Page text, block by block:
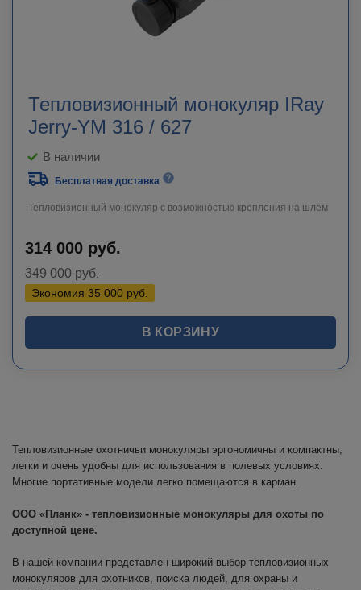
Тепловизионный монокуляр IRay
Jerry-YM 316 / 627
В наличии
Бесплатная доставка
Тепловизионный монокуляр с возможностью крепления на шлем
314 000 руб.
349 000руб.
Экономия 35 000 руб.
В КОРЗИНУ
Тепловизионные охотничьи монокуляры эргономичны и компактны,
легки и очень удобны для использования в полевых условиях.
Многие портативные модели легко помещаются в карман.
ООО «Планк» - тепловизионные монокуляры для охоты по
доступной цене.
В нашей компании представлен широкий выбор тепловизионных
монокуляров для охотников, поиска людей, для охраны и